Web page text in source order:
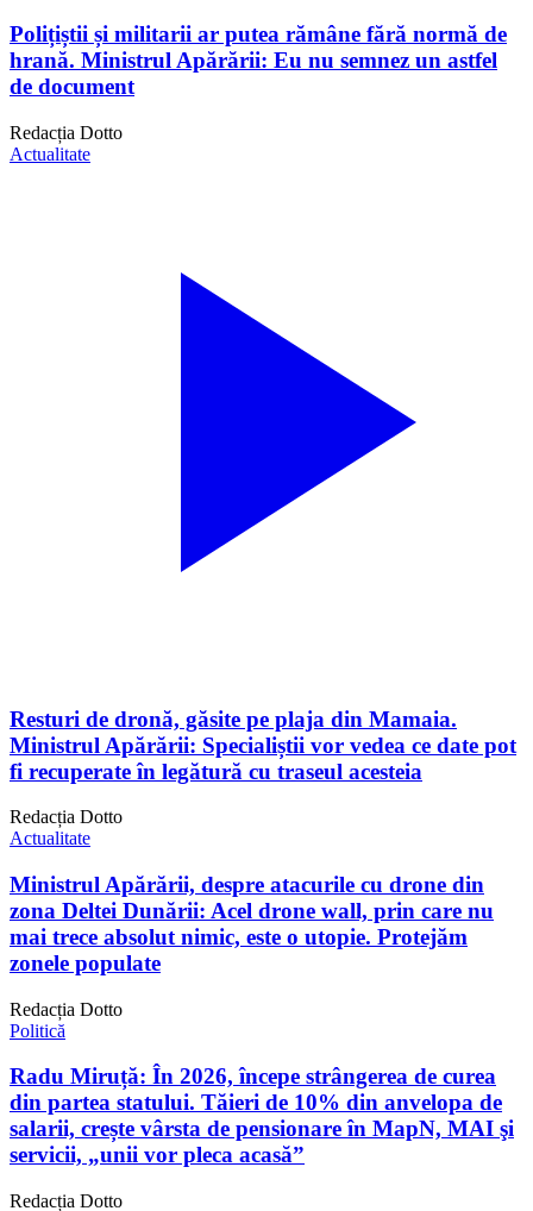
Polițiștii și militarii ar putea rămâne fără normă de
hrană. Ministrul Apărării: Eu nu semnez un astfel
de document
Redacția Dotto
Actualitate
Resturi de dronă, găsite pe plaja din Mamaia.
Ministrul Apărării: Specialiștii vor vedea ce date pot
fi recuperate în legătură cu traseul acesteia
Redacția Dotto
Actualitate
Ministrul Apărării, despre atacurile cu drone din
zona Deltei Dunării: Acel drone wall, prin care nu
mai trece absolut nimic, este o utopie. Protejăm
zonele populate
Redacția Dotto
Politică
Radu Miruță: În 2026, începe strângerea de curea
din partea statului. Tăieri de 10% din anvelopa de
salarii, crește vârsta de pensionare în MapN, MAI şi
servicii, „unii vor pleca acasă”
Redacția Dotto